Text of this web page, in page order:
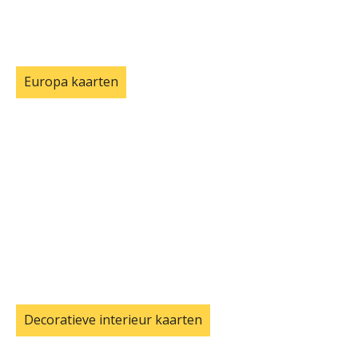
Europa kaarten
Decoratieve interieur kaarten